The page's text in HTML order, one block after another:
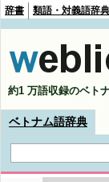
辞書 類語・対義語辞典
約1 万語収録のベト
ベトナム語辞典